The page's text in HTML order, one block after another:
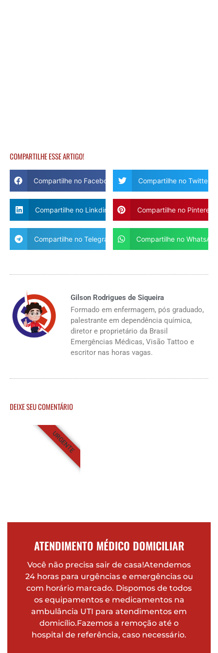
ATENDIMENTO MÉDICO DOMICILIAR
Você não precisa sair de casa!Atendemos
24 horas para urgências e emergências ou
com horário marcado. Dispomos de todos
os equipamentos e medicamentos na
ambulância UTI para atendimentos em
domicílio.Fazemos a remoção até o
hospital de referência, caso necessário.
URGENTE
COMPARTILHE ESSE ARTIGO!
Compartilhe no Facebook Compartilhe no Twitter
Compartilhe no Linkdin Compartilhe no Pinterest
Compartilhe no Telegram Compartilhe no
Gilson Rodrigues de Siqueira
Formado em enfermagem, pós graduado,
palestrante em dependência química,
diretor e proprietário da Brasil
Emergências Médicas, Visão Tattoo e
escritor nas horas vagas.
DEIXE SEU COMENTÁRIO